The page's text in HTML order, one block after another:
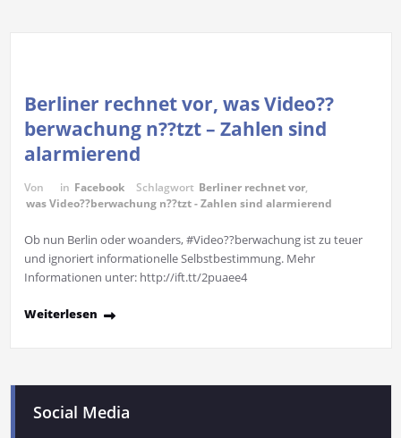
Berliner rechnet vor, was Video??
berwachung n??tzt – Zahlen sind
alarmierend
Von in Facebook Schlagwort Berliner rechnet vor,
was Video??berwachung n??tzt - Zahlen sind alarmierend
Ob nun Berlin oder woanders, #Video??berwachung ist zu teuer
und ignoriert informationelle Selbstbestimmung. Mehr
Informationen unter: http://ift.tt/2puaee4
Weiterlesen
Social Media